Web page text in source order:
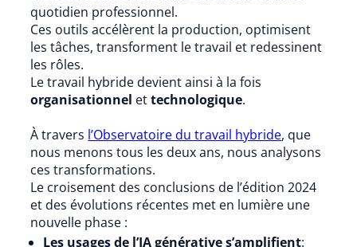
quotidien professionnel.
Ces outils accélèrent la production, optimisent
les tâches, transforment le travail et redessinent
les rôles.
Le travail hybride devient ainsi à la fois
organisationnel ettechnologique.
À travers l’Observatoire du travail hybride, que
nous menons tous les deux ans, nous analysons
ces transformations.
Le croisement des conclusions de l’édition 2024
et des évolutions récentes met en lumière une
nouvelle phase :
Les usages de l’IA générative s’amplifient: